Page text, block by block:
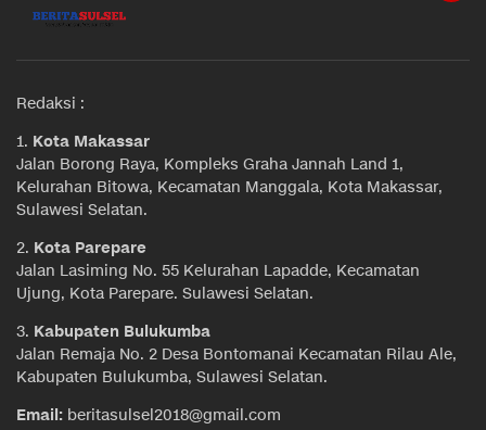
Redaksi :
1. Kota Makassar
Jalan Borong Raya, Kompleks Graha Jannah Land 1,
Kelurahan Bitowa, Kecamatan Manggala, Kota Makassar,
Sulawesi Selatan.
2. Kota Parepare
Jalan Lasiming No. 55 Kelurahan Lapadde, Kecamatan
Ujung, Kota Parepare. Sulawesi Selatan.
3. Kabupaten Bulukumba
Jalan Remaja No. 2 Desa Bontomanai Kecamatan Rilau Ale,
Kabupaten Bulukumba, Sulawesi Selatan.
Email: beritasulsel2018@gmail.com